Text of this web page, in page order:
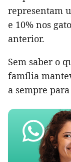
representam
e 10% nos
anterior.
Sem saber o
família
a sempre